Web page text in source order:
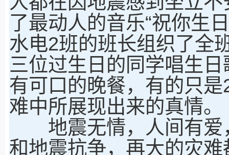
了最动人的音乐“祝你生
水电2班的班长组织了全
三位过生日的同学唱生
有可口的晚餐，有的只
难中所展现出来的真情。
地震无情，人间有爱
和地震抗争，再大的灾